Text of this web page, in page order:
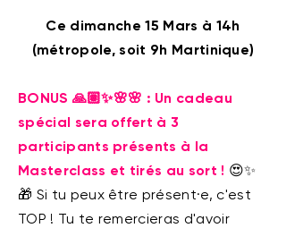
Ce dimanche 15 Mars à 14h
(métropole, soit 9h Martinique)
BONUS 🙏🏽✨🌸🌸 : Un cadeau
spécial sera offert à 3
participants présents à la
Masterclass et tirés au sort ! 😍✨
🎁 Si tu peux être présent·e, c'est
TOP ! Tu te remercieras d'avoir